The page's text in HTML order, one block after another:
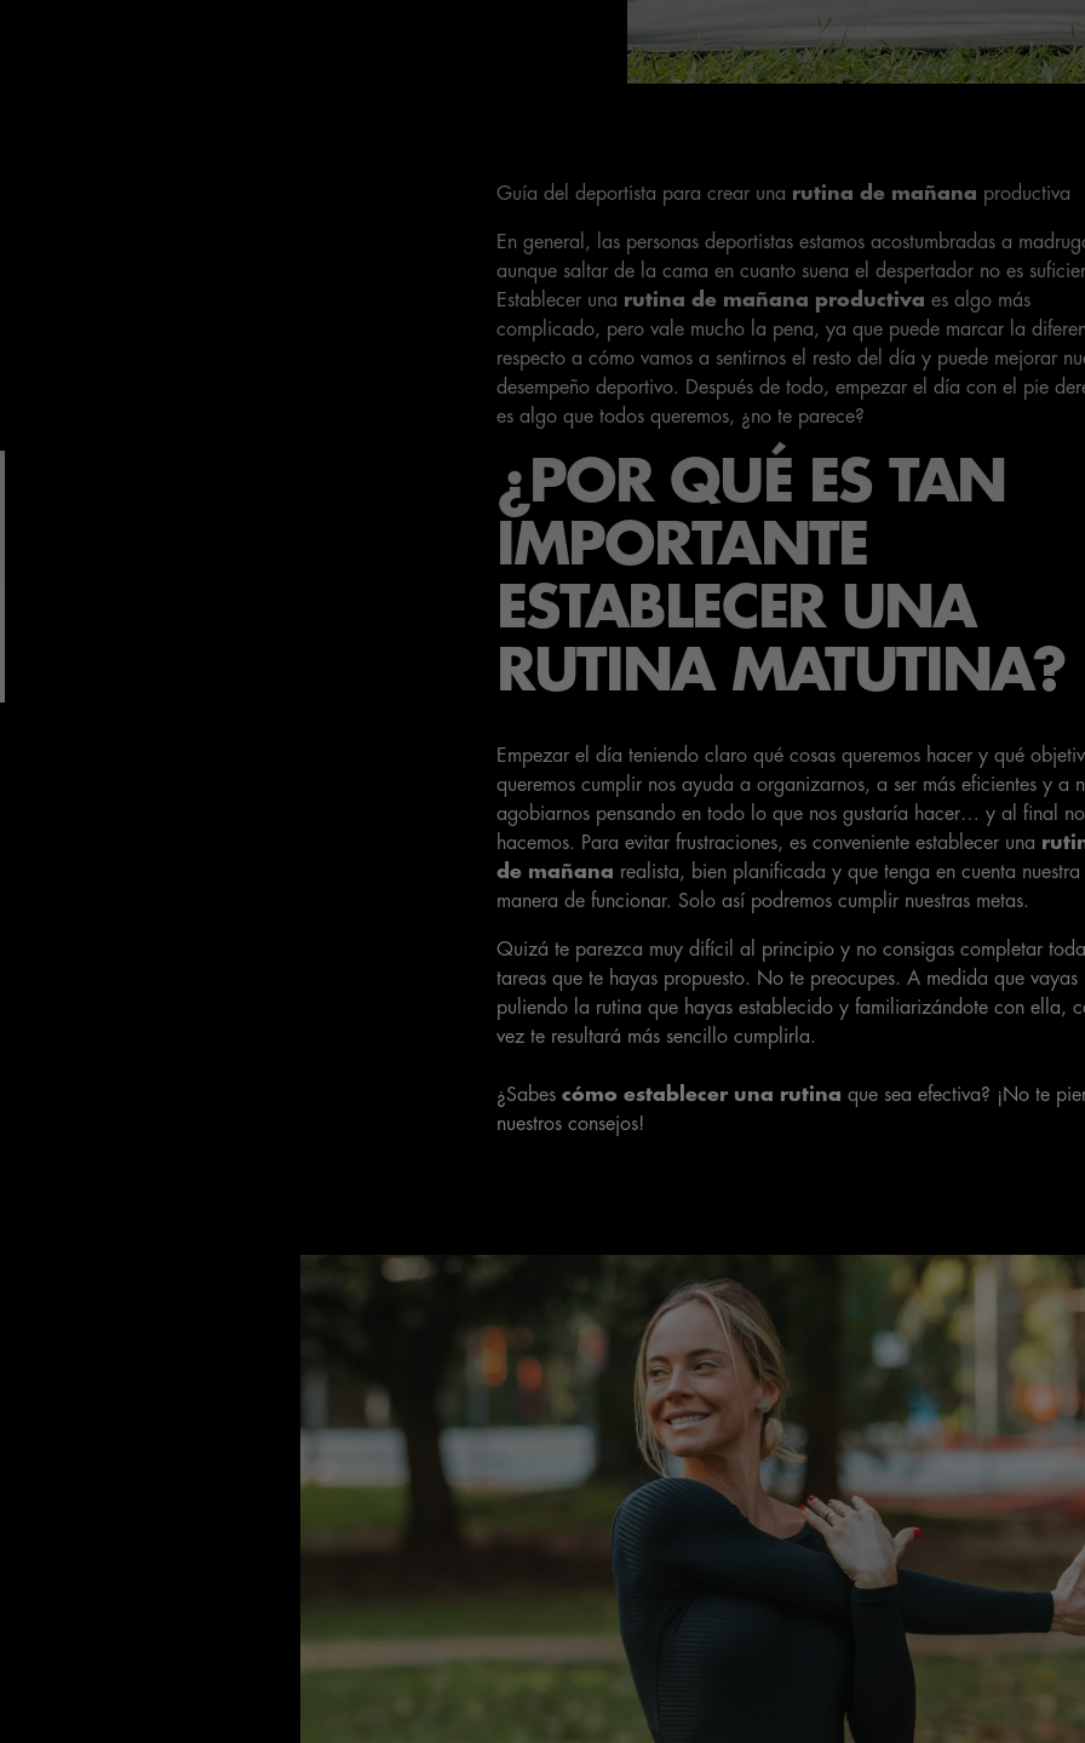
Guía del deportista para crear una rutina de mañana productiva
En general, las personas deportistas estamos acostumbradas a
aunque saltar de la cama en cuanto suena el despertador no es
Establecer una rutina de mañana productiva es algo más
complicado, pero vale mucho la pena, ya que puede marcar la
respecto a cómo vamos a sentirnos el resto del día y puede mejorar
desempeño deportivo. Después de todo, empezar el día con el pie
es algo que todos queremos, ¿no te parece?
¿POR QUÉ ES TAN
IMPORTANTE
ESTABLECER UNA
RUTINA MATUTINA?
Empezar el día teniendo claro qué cosas queremos hacer y qué
queremos cumplir nos ayuda a organizarnos, a ser más eficientes y a
agobiarnos pensando en todo lo que nos gustaría hacer… y al final no
hacemos. Para evitar frustraciones, es conveniente establecer una
de mañana realista, bien planificada y que tenga en cuenta nuestra
manera de funcionar. Solo así podremos cumplir nuestras metas.
Quizá te parezca muy difícil al principio y no consigas completar
tareas que te hayas propuesto. No te preocupes. A medida que vayas
puliendo la rutina que hayas establecido y familiarizándote con ella,
vez te resultará más sencillo cumplirla.
¿Sabes cómo establecer una rutina que sea efectiva? ¡No te
nuestros consejos!